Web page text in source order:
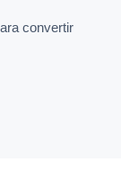
convertir